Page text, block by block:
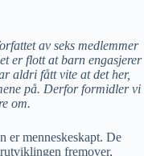
av seks medlemmer
er flott at barn engasjerer
aldri fått vite at det her,
på. Derfor formidler vi
om.
er menneskeskapt. De
fremover,